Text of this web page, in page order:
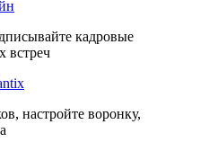
кадровые
встреч
настройте воронку,